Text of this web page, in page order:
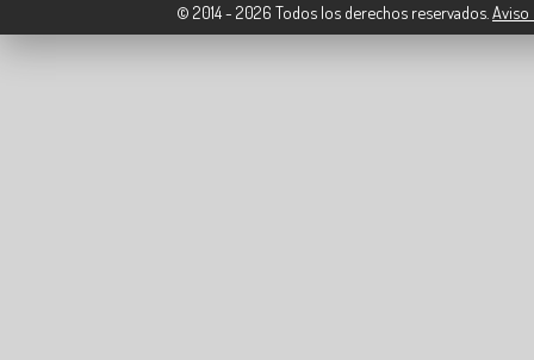
© 2014 - 2026 Todos los derechos reservados. Aviso